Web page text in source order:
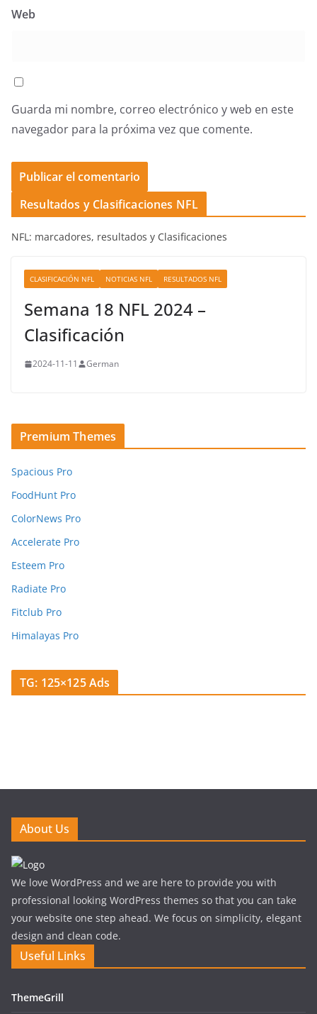
Web
Guarda mi nombre, correo electrónico y web en este
navegador para la próxima vez que comente.
Resultados y Clasificaciones NFL
NFL: marcadores, resultados y Clasificaciones
CLASIFICACIÓN NFL NOTICIAS NFL RESULTADOS NFL
Semana 18 NFL 2024 –
Clasificación
2024-11-11 German
Premium Themes
Spacious Pro
FoodHunt Pro
ColorNews Pro
Accelerate Pro
Esteem Pro
Radiate Pro
Fitclub Pro
Himalayas Pro
TG: 125×125 Ads
About Us
We love WordPress and we are here to provide you with
professional looking WordPress themes so that you can take
your website one step ahead. We focus on simplicity, elegant
design and clean code.
Useful Links
ThemeGrill